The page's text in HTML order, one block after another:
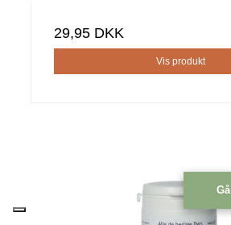
29,95 DKK
Vis produkt